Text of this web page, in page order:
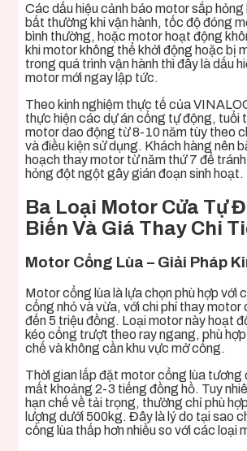
Các dấu hiệu cảnh báo motor sắp
bất thường khi vận hành, tốc độ đóng
bình thường, hoặc motor hoạt động
khi motor không thể khởi động hoặc bị
trong quá trình vận hành thì đây là dấu
motor mới ngay lập tức.
Theo kinh nghiệm thực tế của
thực hiện các dự án cổng tự động, tuổi
motor dao động từ 8-10 năm tùy theo
và điều kiện sử dụng. Khách hàng nên
hoạch thay motor từ năm thứ 7 để
hỏng đột ngột gây gián đoạn sinh hoạt.
Ba Loại Motor Cửa Tự
Biến Và Giá Thay Chi
Motor Cổng Lùa – Giải Pháp
Motor cổng lùa là lựa chọn phù hợp với
cổng nhỏ và vừa, với chi phí thay motor
đến 5 triệu đồng. Loại motor này hoạt
kéo cổng trượt theo ray ngang, phù
chế và không cần khu vực mở cổng.
Thời gian lắp đặt motor cổng lùa tương
mất khoảng 2-3 tiếng đồng hồ. Tuy
hạn chế về tải trọng, thường chỉ phù
lượng dưới 500kg. Đây là lý do tại sao
cổng lùa thấp hơn nhiều so với các loại